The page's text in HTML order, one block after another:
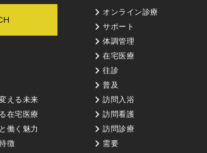
える未来
在宅医療
働く魅力
徴
オンライン診療
サポート
体調管理
在宅医療
往診
普及
訪問入浴
訪問看護
訪問診療
需要